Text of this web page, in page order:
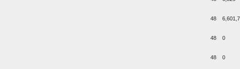
48
48 0
48 0